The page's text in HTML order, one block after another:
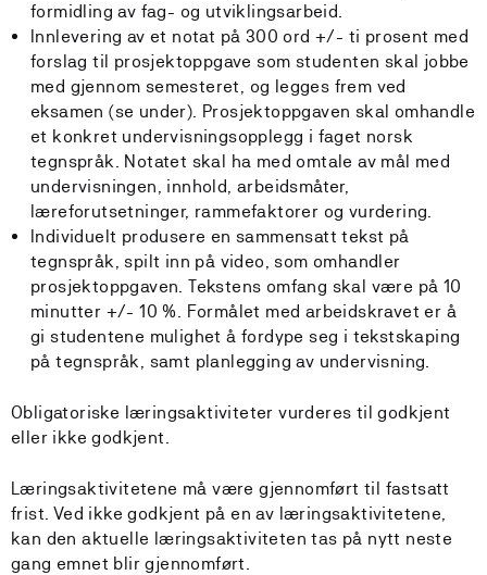
formidling av fag- og utviklingsarbeid.
Innlevering av et notat på 300 ord +/- ti prosent med
forslag til prosjektoppgave som studenten skal jobbe
med gjennom semesteret, og legges frem ved
eksamen (se under). Prosjektoppgaven skal omhandle
et konkret undervisningsopplegg i faget norsk
tegnspråk. Notatet skal ha med omtale av mål med
undervisningen, innhold, arbeidsmåter,
læreforutsetninger, rammefaktorer og vurdering.
Individuelt produsere en sammensatt tekst på
tegnspråk, spilt inn på video, som omhandler
prosjektoppgaven. Tekstens omfang skal være på 10
minutter +/- 10 %. Formålet med arbeidskravet er å
gi studentene mulighet å fordype seg i tekstskaping
på tegnspråk, samt planlegging av undervisning.
Obligatoriske læringsaktiviteter vurderes til godkjent
eller ikke godkjent.
Læringsaktivitetene må være gjennomført til fastsatt
frist. Ved ikke godkjent på en av læringsaktivitetene,
kan den aktuelle læringsaktiviteten tas på nytt neste
gang emnet blir gjennomført.